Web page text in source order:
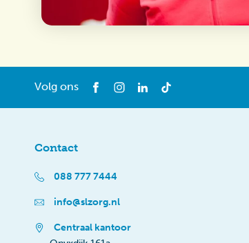
Volg ons
Contact
088 777 7444
info@slzorg.nl
Centraal kantoor